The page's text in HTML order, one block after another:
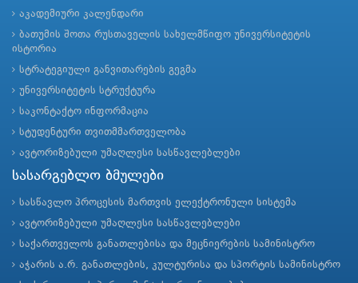
აკადემიური კალენდარი
ბათუმის შოთა რუსთაველის სახელმწიფო უნივერსიტეტის
ისტორია
სტრატეგიული განვითარების გეგმა
უნივერსიტეტის სტრუქტურა
საკონტაქტო ინფორმაცია
სტუდენტური თვითმმართველობა
ავტორიზებული უმაღლესი სასწავლებლები
სასარგებლო ბმულები
სასწავლო პროცესის მართვის ელექტრონული სისტემა
ავტორიზებული უმაღლესი სასწავლებლები
საქართველოს განათლებისა და მეცნიერების სამინისტრო
აჭარის ა.რ. განათლების, კულტურისა და სპორტის სამინისტრო